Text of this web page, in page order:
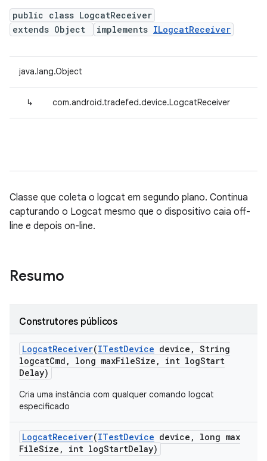
public class LogcatReceiver
extends Object
implements ILogcatReceiver
java.lang.Object
↳ com.android.tradefed.device.LogcatReceiver
Classe que coleta o logcat em segundo plano. Continua
capturando o Logcat mesmo que o dispositivo caia off-
line e depois on-line.
Resumo
Construtores públicos
LogcatReceiver(ITestDevice device , String
logcatCmd , long maxFileSize , int logStart
Delay)
Cria uma instância com qualquer comando logcat
especificado
LogcatReceiver(ITestDevice device ,
long max
FileSize , int logStartDelay)